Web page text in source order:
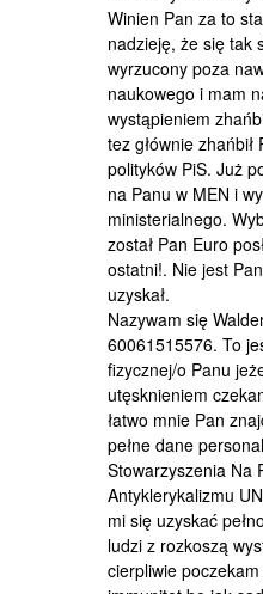
Winien Pan za to
nadzieję, że się tak
wyrzucony poza
naukowego i mam
wystąpieniem
tez głównie
polityków PiS. Już
na Panu w MEN i
ministerialnego.
został Pan Euro
ostatni!. Nie jest
uzyskał.
Nazywam się
60061515576. To
fizycznej/o Panu
utęsknieniem
łatwo mnie Pan
pełne dane
Stowarzyszenia Na
Antyklerykalizmu
mi się uzyskać
ludzi z rozkoszą
cierpliwie